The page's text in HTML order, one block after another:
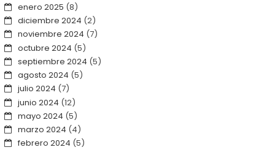
enero 2025 (8)
diciembre 2024 (2)
noviembre 2024 (7)
octubre 2024 (5)
septiembre 2024 (5)
agosto 2024 (5)
julio 2024 (7)
junio 2024 (12)
mayo 2024 (5)
marzo 2024 (4)
febrero 2024 (5)